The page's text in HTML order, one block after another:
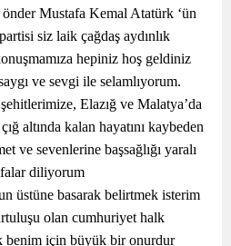
Mustafa Kemal Atatürk ‘ün
siz laik çağdaş aydınlık
hepiniz hoş geldiniz
ve sevgi ile selamlıyorum.
Elazığ ve Malatya’da
altında kalan hayatını kaybeden
ve sevenlerine başsağlığı yaralı
diliyorum
üstüne basarak belirtmek isterim
olan cumhuriyet halk
benim için büyük bir onurdur